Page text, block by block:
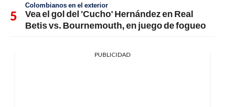
Colombianos en el exterior
Vea el gol del 'Cucho' Hernández en Real
Betis vs. Bournemouth, en juego de fogueo
PUBLICIDAD